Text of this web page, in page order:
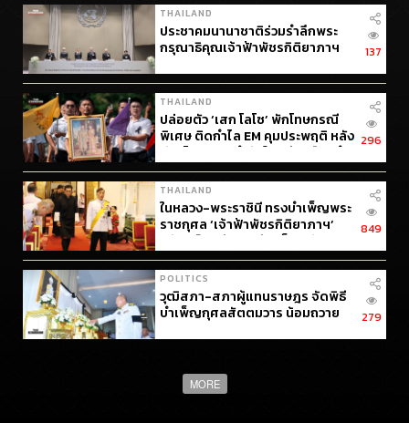
THAILAND
ประชาคมนานาชาติร่วมรำลึกพระ
กรุณาธิคุณเจ้าฟ้าพัชรกิติยาภาฯ
137
THAILAND
ปล่อยตัว ‘เสก โลโซ’ พักโทษกรณี
พิเศษ ติดกำไล EM คุมประพฤติ หลัง
ผ่านโครงการกำลังใจฯ พ้นเรือนจำ
ชั่วคราวเขากลิ้ง
296
THAILAND
ในหลวง-พระราชินี ทรงบำเพ็ญพระ
ราชกุศล ‘เจ้าฟ้าพัชรกิติยาภาฯ’
กษัตริย์จิกมี-ราชินี เสด็จฯ ร่วม
อาลัย
849
POLITICS
วุฒิสภา-สภาผู้แทนราษฎร จัดพิธี
บำเพ็ญกุศลสัตตมวาร น้อมถวาย
ภาฯ’
279
MORE